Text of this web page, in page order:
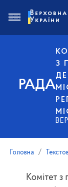
РАДА
З
України
Головна
Комітет з